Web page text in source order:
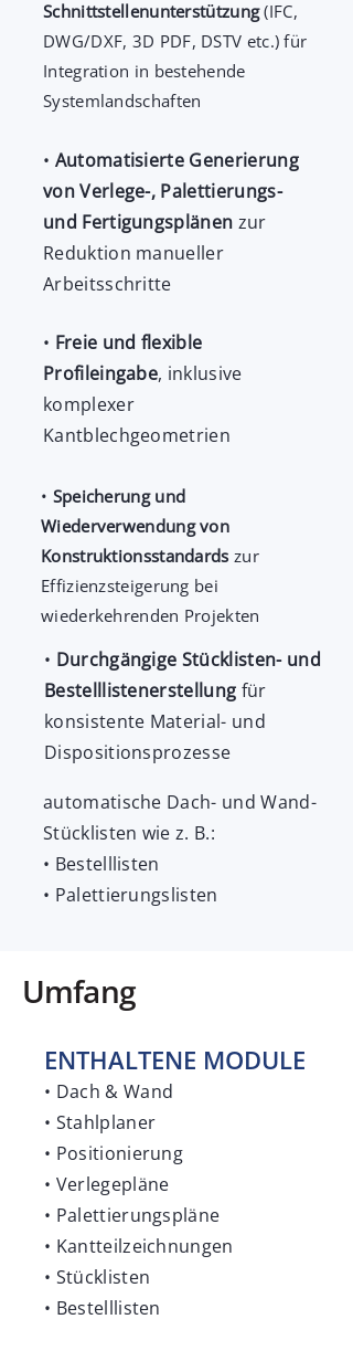
Schnittstellenunterstützung(IFC,
DWG/DXF, 3D PDF, DSTV etc.) für
Integration in bestehende
Systemlandschaften
• Automatisierte Generierung
von Verlege-, Palettierungs-
und Fertigungsplänen zur
Reduktion manueller
Arbeitsschritte
• Freie und flexible
Profileingabe, inklusive
komplexer
Kantblechgeometrien
• Speicherung und
Wiederverwendung von
Konstruktionsstandards zur
Effizienzsteigerung bei
wiederkehrenden Projekten
• Durchgängige Stücklisten- und
Bestelllistenerstellung für
konsistente Material- und
Dispositionsprozesse
automatische Dach- und Wand-
Stücklisten wie z. B.:
• Bestelllisten
• Palettierungslisten
Umfang
ENTHALTENE MODULE
• Dach & Wand
• Stahlplaner
• Positionierung
• Verlegepläne
• Palettierungspläne
• Kantteilzeichnungen
• Stücklisten
• Bestelllisten